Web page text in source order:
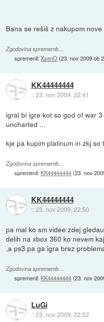
Bana se rešiš z nakupom
Zgodovina sprememb…
spremenil:XsenO(23. nov 2009 ob
KK44444444
::23. nov 2009, 22:41
igral bi igre kot so god of war
uncharted ...
kje pa kupim platinum in zkj so
Zgodovina sprememb…
spremenil: KK44444444(23. nov
KK44444444
::23. nov 2009, 22:50
pa mal ko sm videe zdej
delih na xbox 360 ko nevem
,a ps3 pa ga igra brez
Zgodovina sprememb…
spremenil: KK44444444(23. nov
LuGi
::23. nov 2009, 22:52